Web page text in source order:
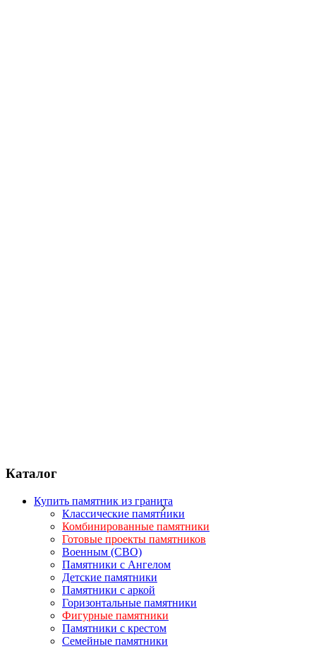
Каталог
Купить памятник из гранита
Классические памятники
Комбинированные памятники
Готовые проекты памятников
Военным (СВО)
Памятники с Ангелом
Детские памятники
Памятники с аркой
Горизонтальные памятники
Фигурные памятники
Памятники с крестом
Семейные памятники